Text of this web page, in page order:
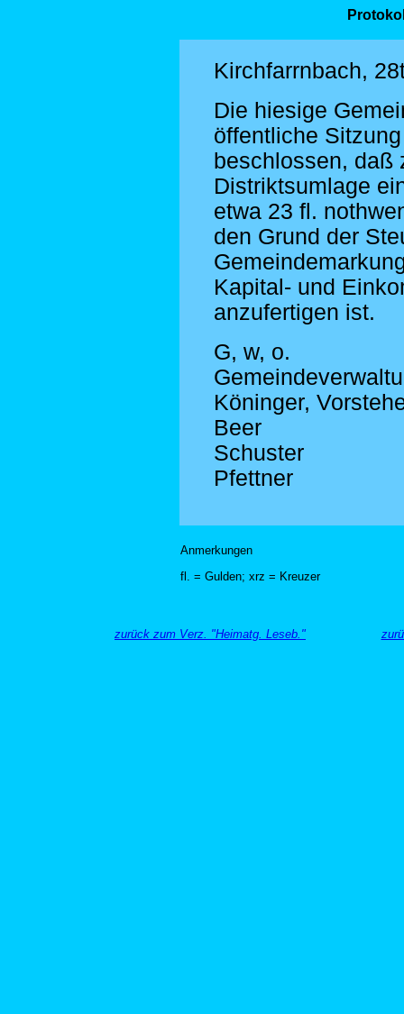
Kirchfarrnbach,
Die hiesige
öffentliche
beschlossen, daß
Distriktsumlage
etwa 23 fl.
den Grund der
Kapital- und
anzufertigen ist.
G, w, o.
Köninger,
Beer
Schuster
Pfettner
Anmerkungen
fl. = Gulden; xrz = Kreuzer
zurück zum Verz. "Heimatg. Leseb."